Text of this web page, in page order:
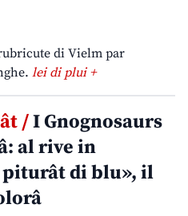
di Vielm par
lei di plui +
/I Gnognosaurs
al rive in
di blu», il